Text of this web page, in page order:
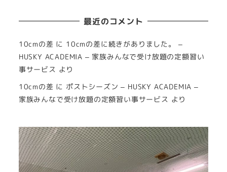
最近のコメント
10cmの差 に 10cmの差に続きがありました。 –
HUSKY ACADEMIA – 家族みんなで受け放題の定額習い
事サービス より
10cmの差 に ポストシーズン – HUSKY ACADEMIA –
家族みんなで受け放題の定額習い事サービス より